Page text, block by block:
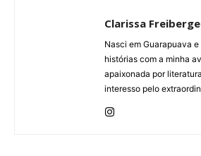
Clarissa
Nasci em Guarapuava
histórias com a minha
apaixonada por
interesso pelo